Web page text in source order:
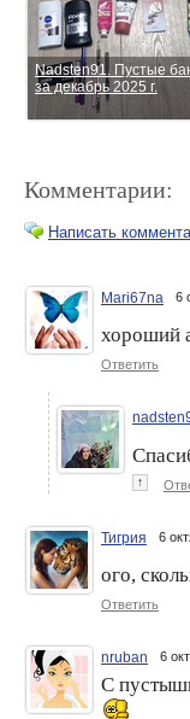
Nadsten91. Пустые
за декабрь 2025 г.
Мина-mnm. Мои
баночки за август-
#пустаночки - пустые
- #закончилось в
Комментарии:
Написать
Mari67na 6
хороший
Ответить
↑
Тигрия 6
ого,
Ответить
nruban 6
С